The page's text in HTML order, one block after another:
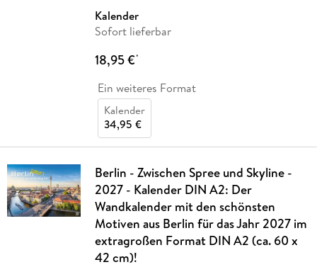
Kalender
Sofort lieferbar
18,95 €*
Ein weiteres Format
Kalender
34,95 €
Berlin - Zwischen Spree und Skyline -
2027 - Kalender DIN A2: Der
Wandkalender mit den schönsten
Motiven aus Berlin für das Jahr 2027 im
extragroßen Format DIN A2 (ca. 60 x
42 cm)!